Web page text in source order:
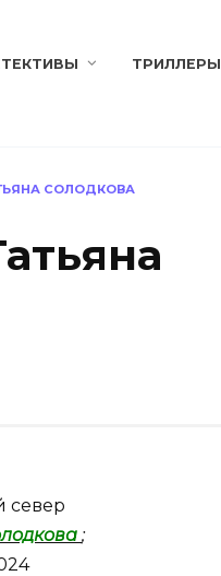
ТРИЛЛЕРЫ
СОЛОДКОВА
север
;